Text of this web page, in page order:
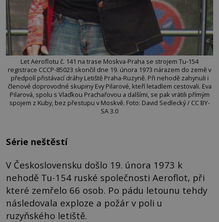
Let Aeroflotu č. 141 na trase Moskva-Praha se strojem Tu-154
registrace СССР-85023 skončil dne 19. února 1973 nárazem do země v
předpolí přistávací dráhy Letiště Praha-Ruzyně. Při nehodě zahynuli i
členové doprovodné skupiny Evy Pilarové, kteří letadlem cestovali. Eva
Pilarová, spolu s Vlaďkou Prachařovou a dalšími, se pak vrátili přímým
spojem z Kuby, bez přestupu v Moskvě. Foto: David Sedlecký / CC BY-
SA 3.0
Série neštěstí
V Československu došlo 19. února 1973 k
nehodě Tu-154 ruské společnosti Aeroflot, při
které zemřelo 66 osob. Po pádu letounu tehdy
následovala exploze a požár v poli u
ruzyňského letiště.